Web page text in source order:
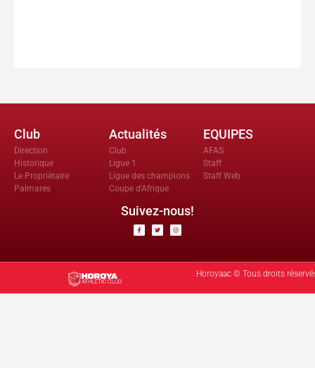
Club
Direction
Historique
Le Propriètaire
Palmares
Actualités
Club
Ligue 1
Ligue des champions
Coupe d'Afrique
EQUIPES
AFAS
Staff
Staff Web
Suivez-nous!
Horoyaac © Tous droits